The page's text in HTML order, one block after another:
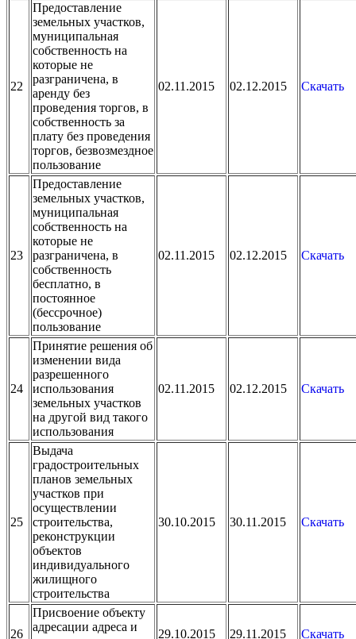
22
Предоставление
земельных участков,
муниципальная
собственность на
которые не
разграничена, в
аренду без
проведения торгов, в
собственность за
плату без проведения
торгов, безвозмездное
пользование
02.11.2015 02.12.2015 Скачать
23
Предоставление
земельных участков,
муниципальная
собственность на
которые не
разграничена, в
собственность
бесплатно, в
постоянное
(бессрочное)
пользование
02.11.2015 02.12.2015 Скачать
24
Принятие решения об
изменении вида
разрешенного
использования
земельных участков
на другой вид такого
использования
02.11.2015 02.12.2015 Скачать
25
Выдача
градостроительных
планов земельных
участков при
осуществлении
строительства,
реконструкции
объектов
индивидуального
жилищного
строительства
30.10.2015 30.11.2015 Скачать
26
Присвоение объекту
адресации адреса и
29.10.2015 29.11.2015 Скачать